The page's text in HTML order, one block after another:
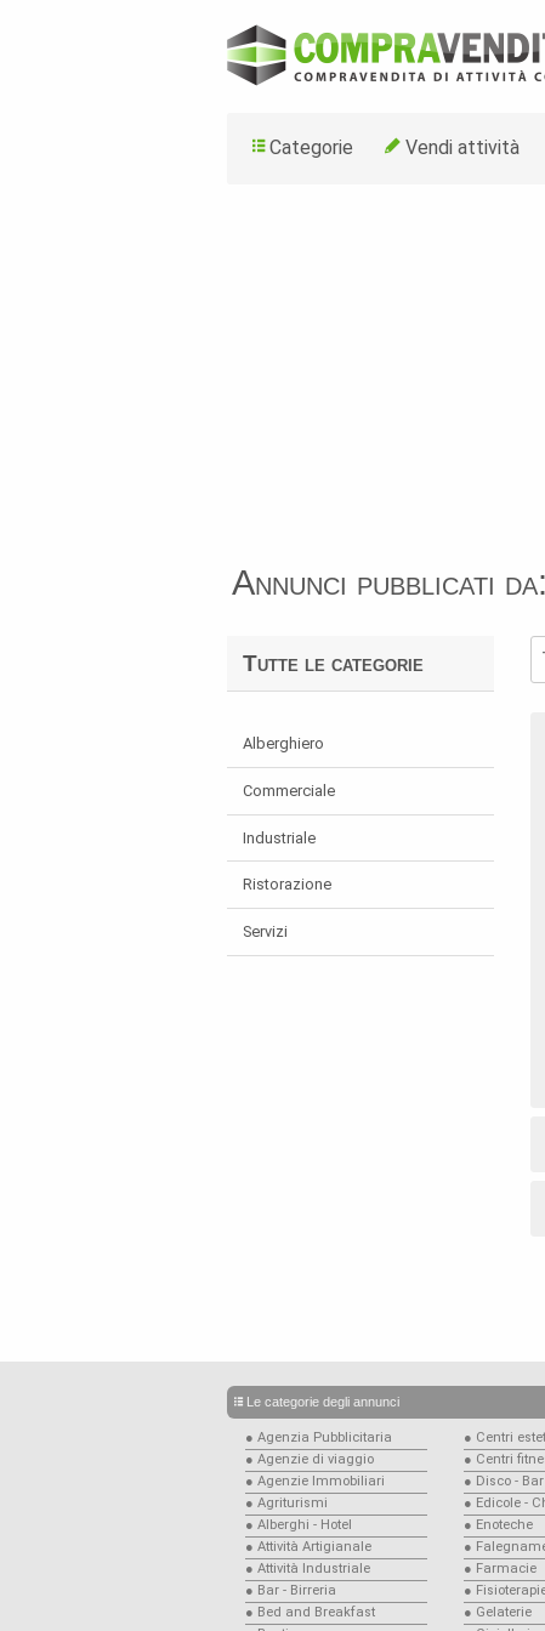
Categorie Vendi attività
Annunci pubblicati
Tutte le categorie
Alberghiero
Commerciale
Industriale
Ristorazione
Servizi
Le categorie degli annunci
● Agenzia Pubblicitaria
● Agenzie di viaggio
● Agenzie Immobiliari
● Agriturismi
● Alberghi - Hotel
● Attività Artigianale
● Attività Industriale
● Bar - Birreria
● Bed and Breakfast
● Centri
● Centri
● Disco - Bar
● Edicole -
● Enoteche
●
● Farmacie
●
● Gelaterie